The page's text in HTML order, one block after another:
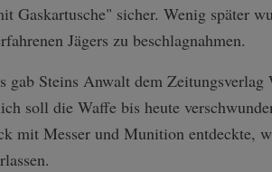
Gaskartusche" sicher. Wenig später
Jägers zu beschlagnahmen.
Steins Anwalt dem
soll die Waffe bis heute
mit Messer und Munition entdeckte,